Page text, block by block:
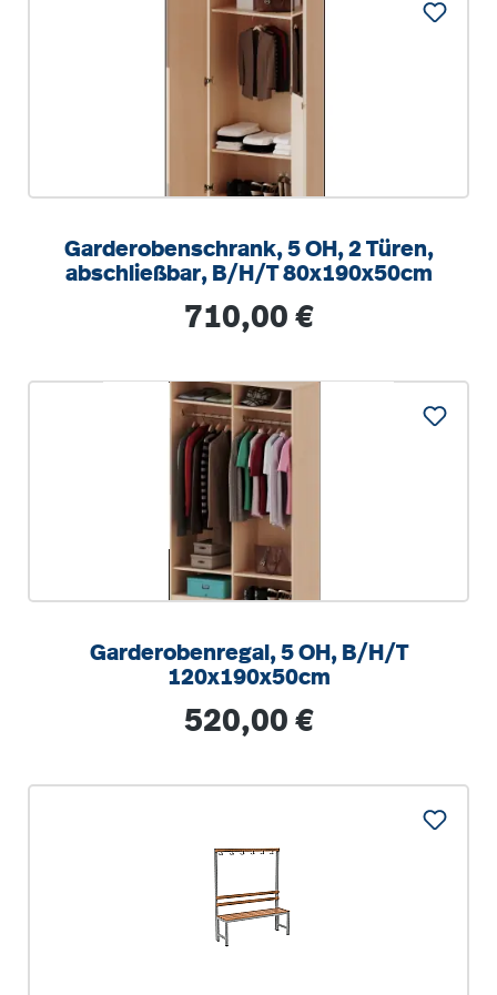
Garderobenschrank, 5 OH, 2 Türen,
abschließbar, B/H/T 80x190x50cm
Regulärer Preis:
710,00 €
Garderobenregal, 5 OH, B/H/T
120x190x50cm
Regulärer Preis:
520,00 €